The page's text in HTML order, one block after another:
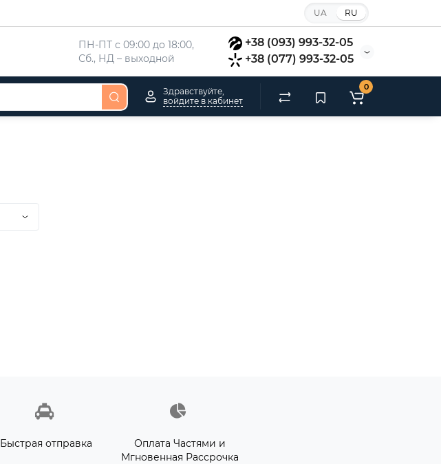
UA RU
ПН-ПТ с 09:00 до 18:00,
Сб., НД – выходной
+38 (093) 993-32-05
+38 (077) 993-32-05
Здравствуйте,
войдите в кабинет
0
Быстрая отправка
Оплата Частями и
Мгновенная Рассрочка